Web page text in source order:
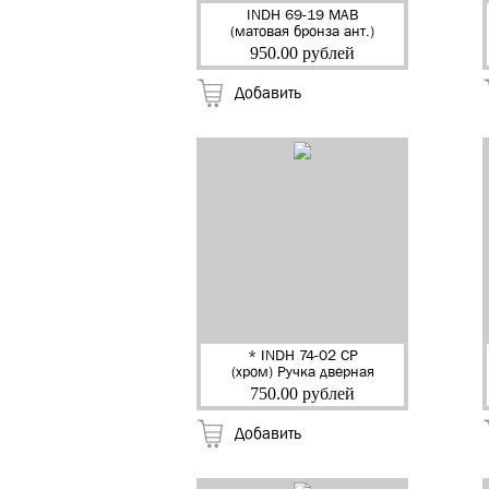
INDH 69-19 MAB
(матовая бронза ант.)
Ручка дверная на
квадр.накладке
950.00 рублей
Добавить
* INDH 74-02 CP
(хром) Ручка дверная
на квадр.накладке
"Остия" "RENZ" (20)
750.00 рублей
Добавить